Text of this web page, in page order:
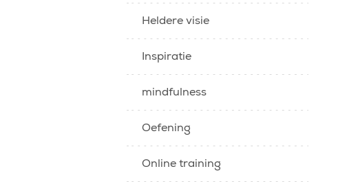
Heldere visie
Inspiratie
mindfulness
Oefening
Online training